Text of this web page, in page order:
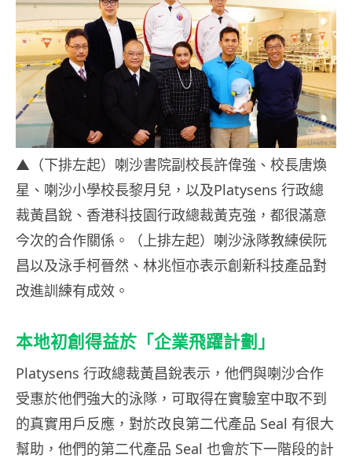
▲（下排左起）喇沙書院副校長許偉強、校長唐煥
星、喇沙小學校長黎月兒，以及Platysens 行政總
裁黃昌銳、香港科技園行政總裁黃克強，都很滿意
今次的合作關係。（上排左起）喇沙泳隊教練侯阮
昌以及泳手柯晉然、林兆恒亦表示創新科技產品對
改進訓練有成效。
本地初創得益於「企業飛躍計劃」
Platysens 行政總裁黃昌銳表示，他們與喇沙合作
受惠於他們強大的泳隊，可取得在實驗室中取不到
的真實用戶反應，對於改良第二代產品 Seal 有很大
幫助，他們的第二代產品 Seal 也會於下一階段的計